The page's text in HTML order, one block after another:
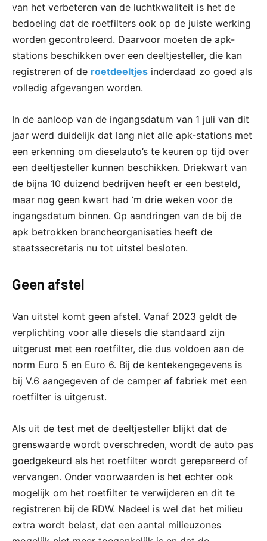
van het verbeteren van de luchtkwaliteit is het de
bedoeling dat de roetfilters ook op de juiste werking
worden gecontroleerd. Daarvoor moeten de apk-
stations beschikken over een deeltjesteller, die kan
registreren of de roetdeeltjes inderdaad zo goed als
volledig afgevangen worden.
In de aanloop van de ingangsdatum van 1 juli van dit
jaar werd duidelijk dat lang niet alle apk-stations met
een erkenning om dieselauto’s te keuren op tijd over
een deeltjesteller kunnen beschikken. Driekwart van
de bijna 10 duizend bedrijven heeft er een besteld,
maar nog geen kwart had ‘m drie weken voor de
ingangsdatum binnen. Op aandringen van de bij de
apk betrokken brancheorganisaties heeft de
staatssecretaris nu tot uitstel besloten.
Geen afstel
Van uitstel komt geen afstel. Vanaf 2023 geldt de
verplichting voor alle diesels die standaard zijn
uitgerust met een roetfilter, die dus voldoen aan de
norm Euro 5 en Euro 6. Bij de kentekengegevens is
bij V.6 aangegeven of de camper af fabriek met een
roetfilter is uitgerust.
Als uit de test met de deeltjesteller blijkt dat de
grenswaarde wordt overschreden, wordt de auto pas
goedgekeurd als het roetfilter wordt gerepareerd of
vervangen. Onder voorwaarden is het echter ook
mogelijk om het roetfilter te verwijderen en dit te
registreren bij de RDW. Nadeel is wel dat het milieu
extra wordt belast, dat een aantal milieuzones